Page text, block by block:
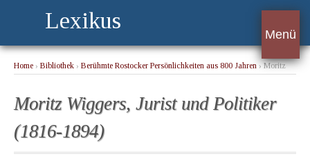
Lexikus
Menü
Home › Bibliothek › Berühmte Rostocker Persönlichkeiten aus 800 Jahren › Moritz
Moritz Wiggers, Jurist und Politiker
(1816-1894)